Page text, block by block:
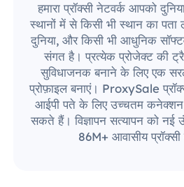
हमारा प्रॉक्सी नेटवर्क आपको
स्थानों में से किसी भी स्थान का
दुनिया, और किसी भी आधुनिक
संगत है। प्रत्येक प्रोजेक्ट की
सुविधाजनक बनाने के लिए एक सरल
प्रोफ़ाइल बनाएं। ProxySale
आईपी पते के लिए उच्चतम कनेक्शन
सकते हैं। विज्ञापन सत्यापन को
86M+ आवासीय